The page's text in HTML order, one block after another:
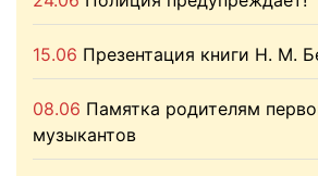
15.06 Презентация книги Н. М.
08.06 Памятка родителям
музыкантов